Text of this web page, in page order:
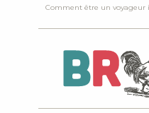
Comment être un